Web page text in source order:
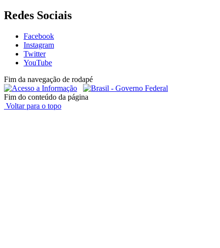
Redes Sociais
Facebook
Instagram
Twitter
YouTube
Fim da navegação de rodapé
Fim do conteúdo da página
Voltar para o topo